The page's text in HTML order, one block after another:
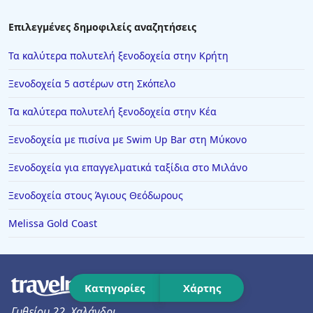
Ξενοδοχεία στη Βραυρώνα
Ξενοδοχεία στην Αμάρυνθο
Ξενοδοχεία στο Μεγανήσι
Ξενοδοχεία στο Πεταλίδι
Ξενοδοχεία σε Σκαραμαγκάς
Ξενοδοχεία στο Βιβάρι
Κατηγορίες Χάρτης
Επιλεγμένες δημοφιλείς αναζητήσεις
Τα καλύτερα πολυτελή ξενοδοχεία στην Κρήτη
Ξενοδοχεία 5 αστέρων στη Σκόπελο
Τα καλύτερα πολυτελή ξενοδοχεία στην Κέα
Ξενοδοχεία με πισίνα με Swim Up Bar στη Μύκονο
Ξενοδοχεία για επαγγελματικά ταξίδια στο Μιλάνο
Ξενοδοχεία στους Άγιους Θεόδωρους
Melissa Gold Coast